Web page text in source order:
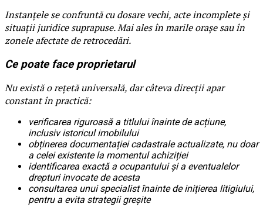
Instanțele se confruntă cu dosare vechi, acte incomplete și
situații juridice suprapuse. Mai ales în marile orașe sau în
zonele afectate de retrocedări.
Ce poate face proprietarul
Nu există o rețetă universală, dar câteva direcții apar
constant în practică:
verificarea riguroasă a titlului înainte de acțiune,
inclusiv istoricul imobilului
obținerea documentației cadastrale actualizate, nu doar
a celei existente la momentul achiziției
identificarea exactă a ocupantului și a eventualelor
drepturi invocate de acesta
consultarea unui specialist înainte de inițierea litigiului,
pentru a evita strategii greșite